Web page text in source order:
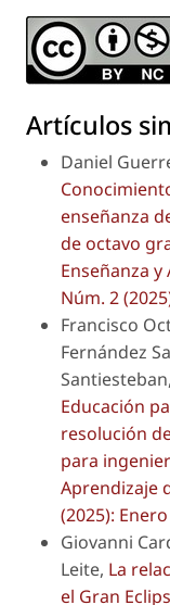
Artículos
Daniel
enseñanza
de octavo
Enseñanza y
Núm. 2
Francisco
Fernández
Educación
resolución
para
Aprendizaje
(2025):
Giovanni
Leite, La
el Gran